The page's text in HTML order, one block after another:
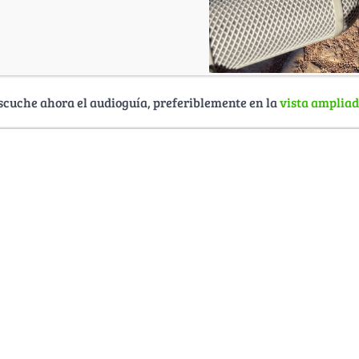
ahora el audioguía, preferiblemente en lavista